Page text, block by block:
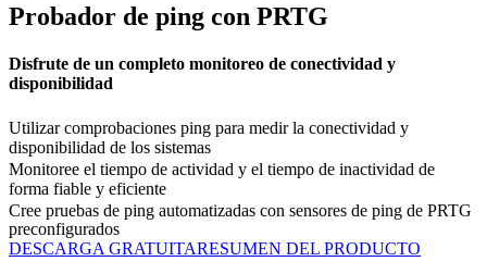
Probador de ping con PRTG
Disfrute de un completo monitoreo de conectividad y
disponibilidad
Utilizar comprobaciones ping para medir la conectividad y
disponibilidad de los sistemas
Monitoree el tiempo de actividad y el tiempo de inactividad de
forma fiable y eficiente
Cree pruebas de ping automatizadas con sensores de ping de PRTG
preconfigurados
DESCARGA GRATUITARESUMEN DEL PRODUCTO